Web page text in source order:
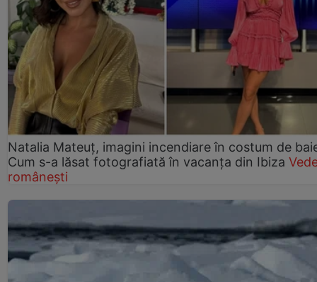
Natalia Mateuț, imagini incendiare în costum de
Cum s-a lăsat fotografiată în vacanța din Ibiza
românești